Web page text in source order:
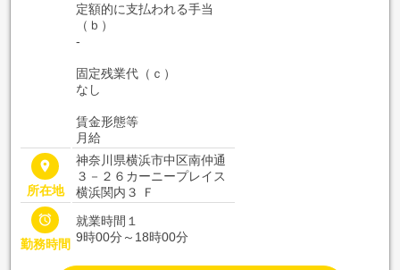
定額的に支払われる手当
（ｂ）
-
固定残業代（ｃ）
なし
賃金形態等
月給
place
所在地
神奈川県横浜市中区南仲通
３－２６カーニープレイス
横浜関内３ Ｆ

勤務時間
就業時間１
9時00分～18時00分